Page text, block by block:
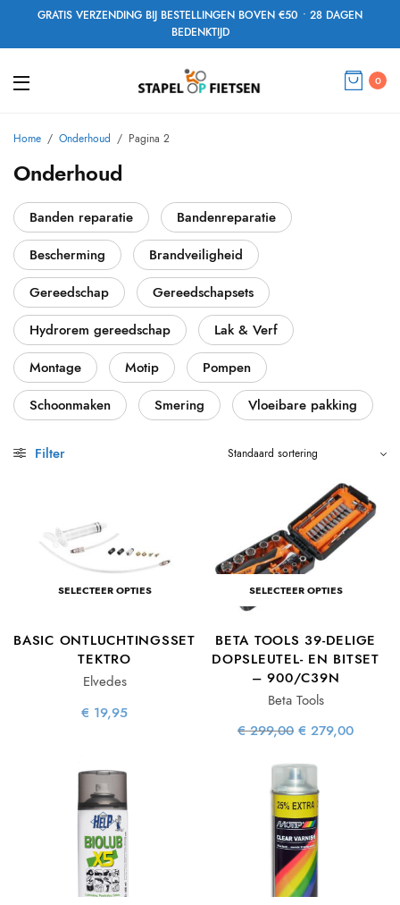
GRATIS VERZENDING BIJ BESTELLINGEN BOVEN €50 • 28 DAGEN
BEDENKTIJD
0
Home / Onderhoud / Pagina 2
Onderhoud
Banden reparatie
Bandenreparatie
Bescherming
Brandveiligheid
Gereedschap
Gereedschapsets
Hydrorem gereedschap
Lak & Verf
Montage
Motip
Pompen
Schoonmaken
Smering Vloeibare pakking
Filter
SELECTEER OPTIES
BASIC ONTLUCHTINGSSET
TEKTRO
Elvedes
€ 19,95
SELECTEER OPTIES
BETA TOOLS 39-DELIGE
DOPSLEUTEL- EN BITSET
– 900/C39N
Beta Tools
€299,00 Oorspronkelijke
prijs was:
€ 279,00